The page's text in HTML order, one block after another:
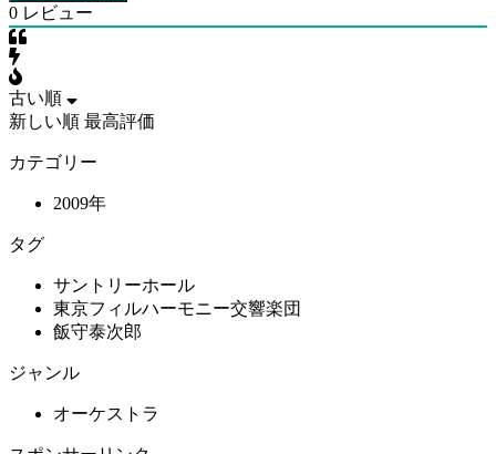
0 レビュー
古い順
新しい順 最高評価
カテゴリー
2009年
タグ
サントリーホール
東京フィルハーモニー交響楽団
飯守泰次郎
ジャンル
オーケストラ